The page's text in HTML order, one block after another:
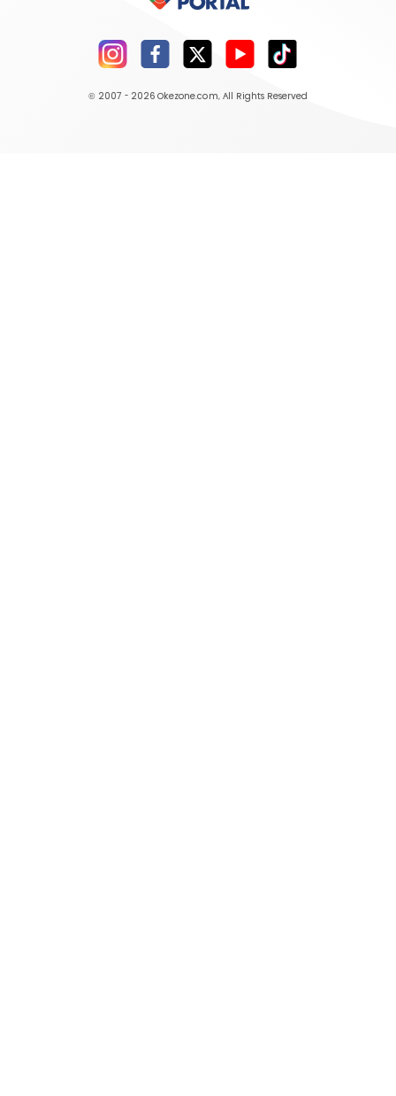
© 2007 - 2026 Okezone.com, All Rights Reserved